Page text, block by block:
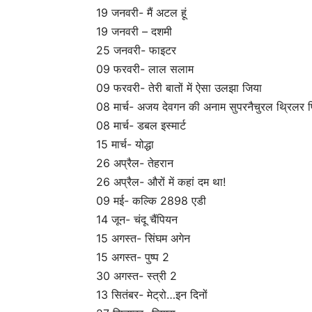
19 जनवरी- मैं अटल हूं
19 जनवरी – दशमी
25 जनवरी- फाइटर
09 फरवरी- लाल सलाम
09 फरवरी- तेरी बातों में ऐसा उलझा जिया
08 मार्च- अजय देवगन की अनाम सुपरनैचुरल थ्रिलर
08 मार्च- डबल इस्मार्ट
15 मार्च- योद्धा
26 अप्रैल- तेहरान
26 अप्रैल- औरों में कहां दम था!
09 मई- कल्कि 2898 एडी
14 जून- चंदू चैंपियन
15 अगस्त- सिंघम अगेन
15 अगस्त- पुष्प 2
30 अगस्त- स्त्री 2
13 सितंबर- मेट्रो…इन दिनों